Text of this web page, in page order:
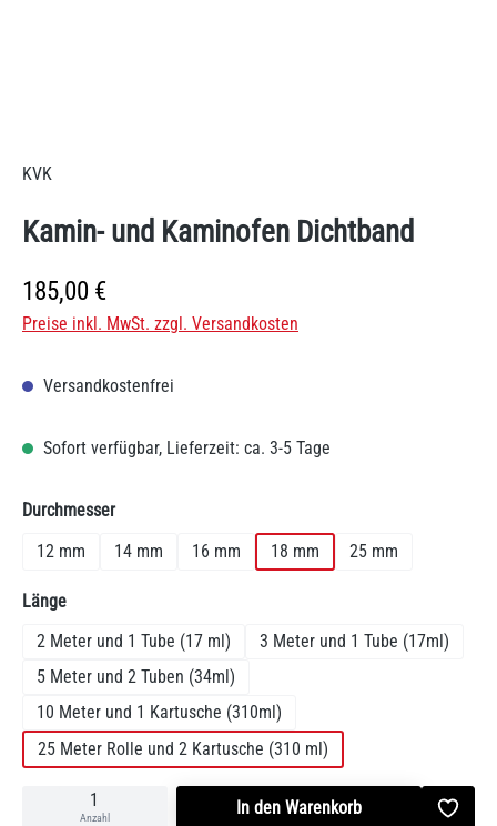
KVK
Kamin- und Kaminofen Dichtband
Regulärer Preis:
185,00 €
Preise inkl. MwSt. zzgl. Versandkosten
Versandkostenfrei
Sofort verfügbar, Lieferzeit: ca. 3-5 Tage
Durchmesserauswählen
12 mm
14 mm 16 mm 18 mm 25 mm
Längeauswählen
2 Meter und 1 Tube (17 ml)
3 Meter und 1 Tube (17ml)
5 Meter und 2 Tuben (34ml)
10 Meter und 1 Kartusche (310ml)
25 Meter Rolle und 2 Kartusche (310 ml)
Anzahl In den Warenkorb